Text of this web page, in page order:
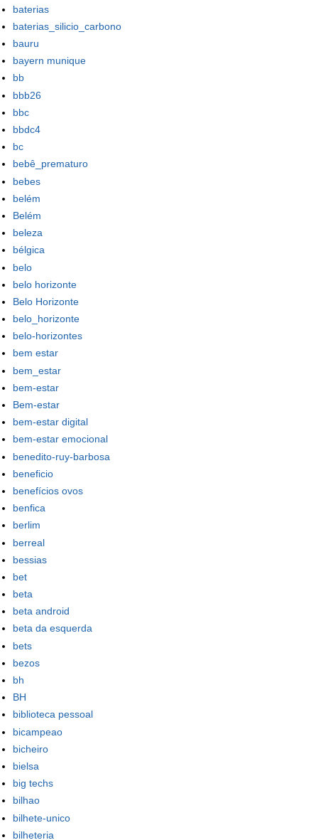
baterias
baterias_silicio_carbono
bauru
bayern munique
bb
bbb26
bbc
bbdc4
bc
bebê_prematuro
bebes
belém
Belém
beleza
bélgica
belo
belo horizonte
Belo Horizonte
belo_horizonte
belo-horizontes
bem estar
bem_estar
bem-estar
Bem-estar
bem-estar digital
bem-estar emocional
benedito-ruy-barbosa
beneficio
benefícios ovos
benfica
berlim
berreal
bessias
bet
beta
beta android
beta da esquerda
bets
bezos
bh
BH
biblioteca pessoal
bicampeao
bicheiro
bielsa
big techs
bilhao
bilhete-unico
bilheteria